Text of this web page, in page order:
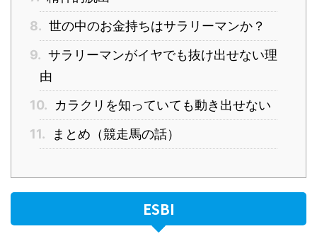
8. 世の中のお金持ちはサラリーマンか？
9. サラリーマンがイヤでも抜け出せない理
由
10.
カラクリを知っていても動き出せない
11.
まとめ（競走馬の話）
ESBI